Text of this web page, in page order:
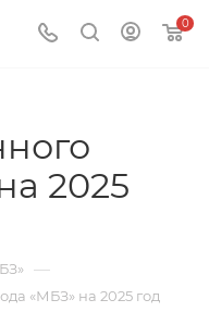
0
2025
—
«МБЗ» на 2025 год